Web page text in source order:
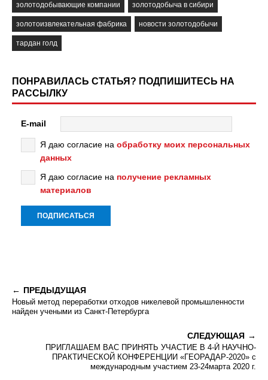
золотодобывающие компании золотодобыча в сибири
золотоизвлекательная фабрика новости золотодобычи
тардан голд
ПОНРАВИЛАСЬ СТАТЬЯ? ПОДПИШИТЕСЬ НА
РАССЫЛКУ
E-mail
Я даю согласие на обработку моих персональных
данных
Я даю согласие на получение рекламных
материалов
ПРЕДЫДУЩАЯ
Новый метод переработки отходов никелевой промышленности
найден учеными из Санкт-Петербурга
СЛЕДУЮЩАЯ
ПРИГЛАШАЕМ ВАС ПРИНЯТЬ УЧАСТИЕ В 4-Й НАУЧНО-
ПРАКТИЧЕСКОЙ КОНФЕРЕНЦИИ «ГЕОРАДАР-2020» с
международным участием 23-24марта 2020 г.